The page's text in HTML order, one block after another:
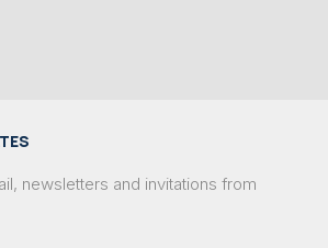
newsletters and invitations from